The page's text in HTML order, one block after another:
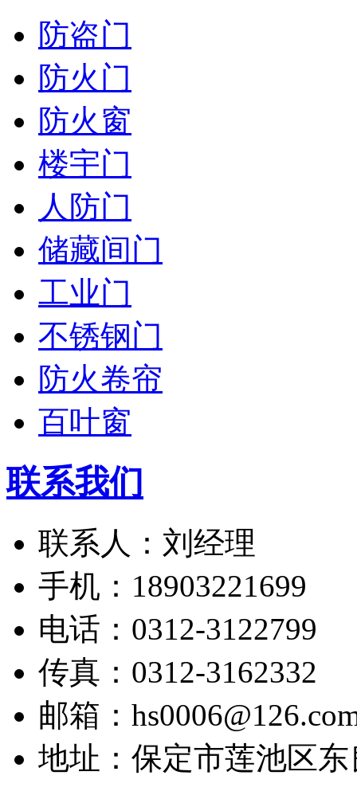
防盗门
防火门
防火窗
楼宇门
人防门
储藏间门
工业门
不锈钢门
防火卷帘
百叶窗
联系我们
联系人：刘经理
手机：18903221699
电话：0312-3122799
传真：0312-3162332
邮箱：
地址：保定市莲池区